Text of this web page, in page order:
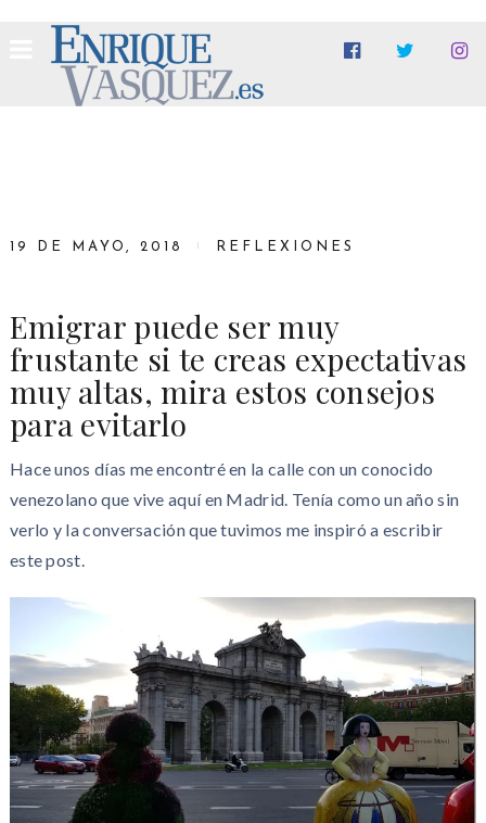
19 DE MAYO, 2018 REFLEXIONES
Emigrar puede ser muy
frustante si te creas expectativas
muy altas, mira estos consejos
para evitarlo
Hace unos días me encontré en la calle con un conocido
venezolano que vive aquí en Madrid. Tenía como un año sin
verlo y la conversación que tuvimos me inspiró a escribir
este post.